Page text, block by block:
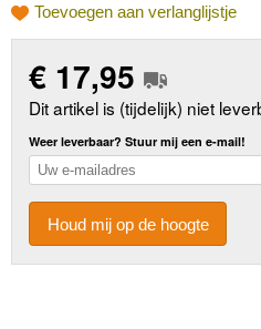
Toevoegen aan verlanglijstje
€ 17,95
Dit artikel is (tijdelijk) niet
Weer leverbaar? Stuur mij een e-mail!
Houd mij op de hoogte